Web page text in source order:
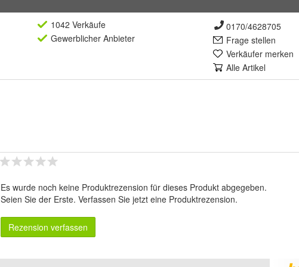
1042 Verkäufe
Gewerblicher Anbieter
0170/4628705
Frage stellen
Verkäufer merken
Alle Artikel
Es wurde noch keine Produktrezension für dieses Produkt abgegeben.
Seien Sie der Erste. Verfassen Sie jetzt eine Produktrezension.
Rezension verfassen